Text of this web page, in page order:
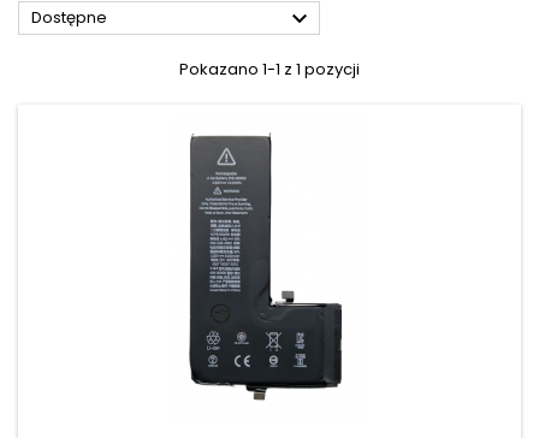
Dostępne 
Pokazano 1-1 z 1 pozycji